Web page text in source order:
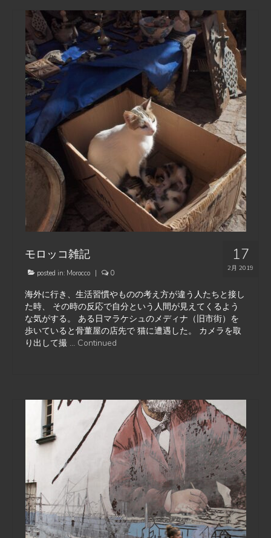
17
2月 2019
モロッコ雑記
posted in: Morocco 0
海外に行き、生活習慣やものの考え方が違う人たちと接し
た時、 その時の反応で自分という人間が見えてくるよう
な気がする。 ある日マラケシュのメディナ（旧市街）を
歩いていると骨董屋の店先で 猫に遭遇した。 カメラを取
り出して撮 … Continued